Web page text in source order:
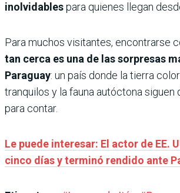
inolvidablespara quienes llegan
Para muchos visitantes, encontrarse
tan cerca es una de las sorpresas
Paraguay: un país donde la tierra
tranquilos y la fauna autóctona siguen
para contar.
Le puede interesar: El actor de EE.
cinco días y terminó rendido ante